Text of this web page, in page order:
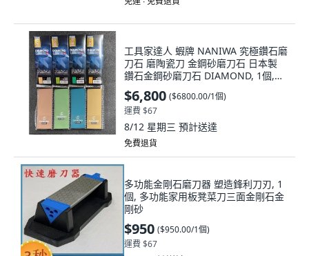
工具家達人 蝦牌 NANIWA 究極鑽石磨
刀石 磨陶瓷刀 金鋼砂磨刀石 日本製
鑽石金鋼砂磨刀石 DIAMOND, 1個,
#10000
$6,800 ($6800.00/1個)
運費 $67
8/12 星期三 預計送達
免費退貨
多功能金剛石磨刀器 塑造鋒利刀刃, 1
個, 多功能家用板凳菜刀三面金剛石金
剛砂
$950 ($950.00/1個)
運費 $67